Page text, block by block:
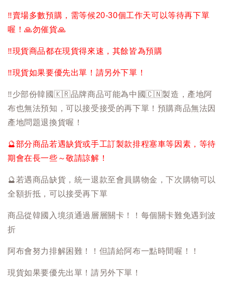
‼️賣場多數預購，需等候20-30個工作天可以等待再下單
喔！🙏勿催貨🙏
‼️現貨商品都在現貨得來速，其餘皆為預購
‼️現貨如果要優先出單！請另外下單！
‼️少部份韓國 🇰🇷品牌商品可能為中國🇨🇳製造，產地阿
布也無法預知，可以接受接受的再下單！預購商品無法因
產地問題退換貨喔！
🔮部分商品若遇缺貨或手工訂製款排程塞車等因素，等待
期會在長一些～敬請諒解！
🔮 若遇商品缺貨，統一退款至會員購物金，下次購物可以
全額折抵，可以接受再下單
商品從韓國入境須通過層層關卡！！每個關卡難免遇到波
折
阿布會努力排解困難！！但請給阿布一點時間喔！！
現貨如果要優先出單！請另外下單！